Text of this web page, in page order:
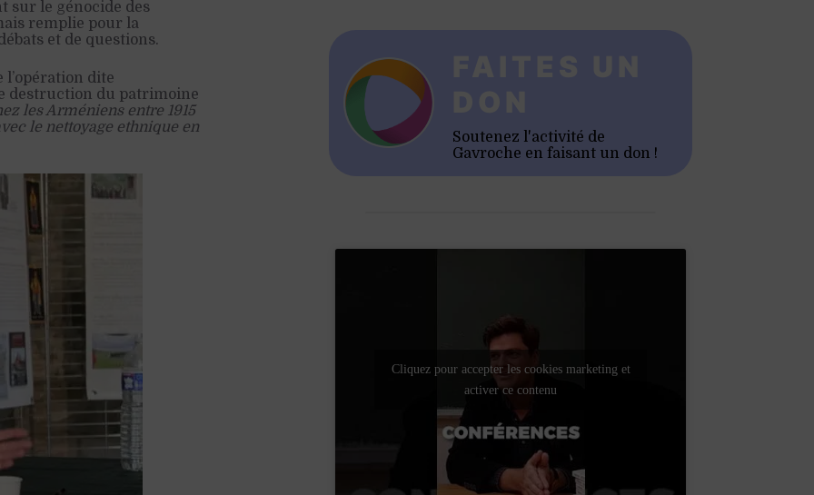
sur le génocide des
remplie pour la
et de questions.
l’opération dite
destruction du patrimoine
les Arméniens entre 1915
le nettoyage ethnique en
Soutenez l'activité de
Gavroche en faisant un don !
Cliquez pour accepter les cookies marketing et
activer ce contenu